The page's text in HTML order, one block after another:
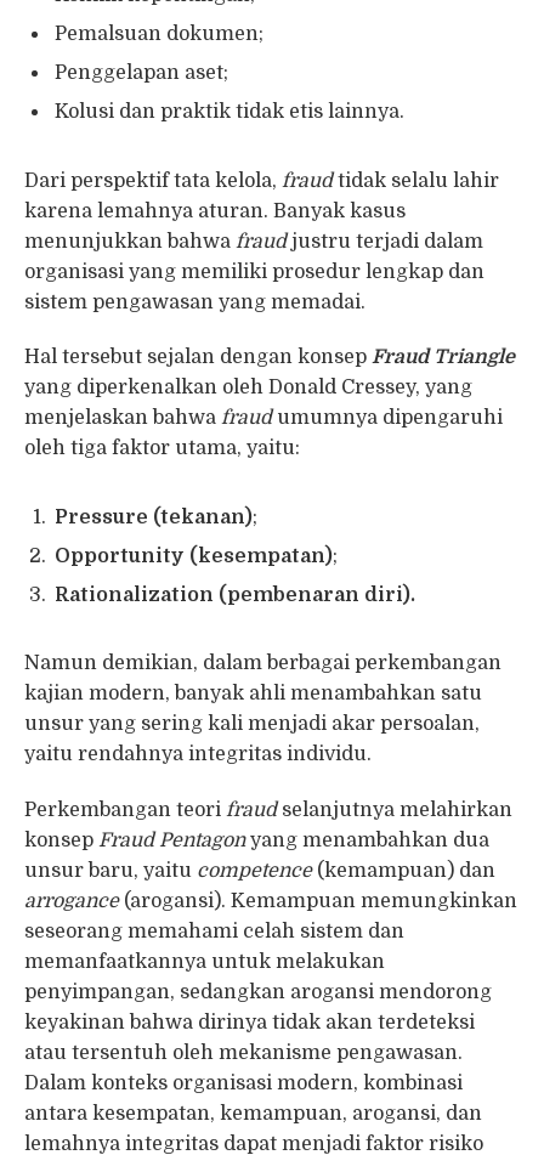
Pemalsuan dokumen;
Penggelapan aset;
Kolusi dan praktik tidak etis lainnya.
Dari perspektif tata kelola, fraudtidak selalu lahir
karena lemahnya aturan. Banyak kasus
menunjukkan bahwa fraudjustru terjadi dalam
organisasi yang memiliki prosedur lengkap dan
sistem pengawasan yang memadai.
Hal tersebut sejalan dengan konsep Fraud Triangle
yang diperkenalkan oleh Donald Cressey, yang
menjelaskan bahwa fraudumumnya dipengaruhi
oleh tiga faktor utama, yaitu:
Pressure (tekanan);
Opportunity (kesempatan);
Rationalization (pembenaran diri).
Namun demikian, dalam berbagai perkembangan
kajian modern, banyak ahli menambahkan satu
unsur yang sering kali menjadi akar persoalan,
yaitu rendahnya integritas individu.
Perkembangan teori fraudselanjutnya melahirkan
konsep Fraud Pentagonyang menambahkan dua
unsur baru, yaitu competence(kemampuan) dan
arrogance(arogansi). Kemampuan memungkinkan
seseorang memahami celah sistem dan
memanfaatkannya untuk melakukan
penyimpangan, sedangkan arogansi mendorong
keyakinan bahwa dirinya tidak akan terdeteksi
atau tersentuh oleh mekanisme pengawasan.
Dalam konteks organisasi modern, kombinasi
antara kesempatan, kemampuan, arogansi, dan
lemahnya integritas dapat menjadi faktor risiko